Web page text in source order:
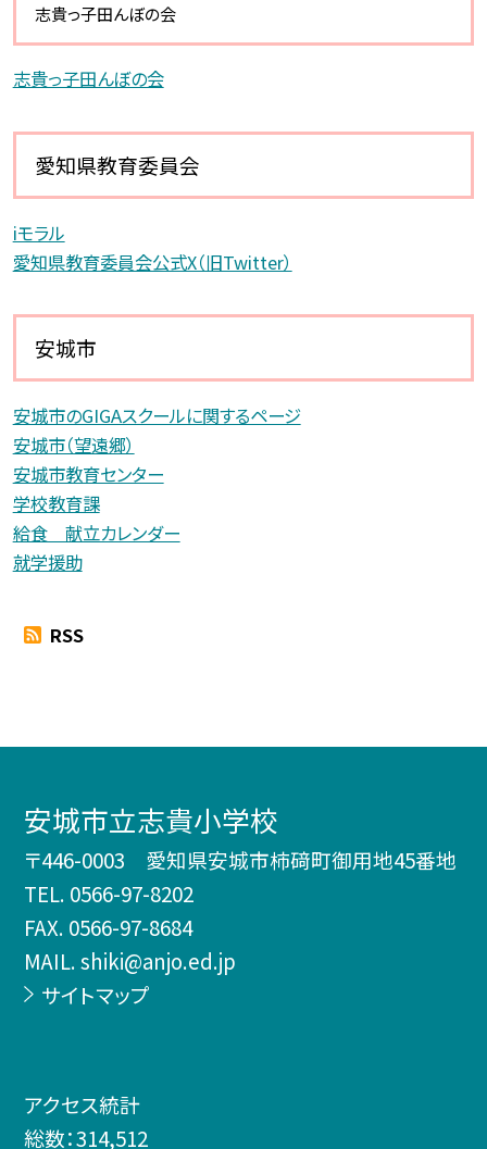
志貴っ子田んぼの会
志貴っ子田んぼの会
愛知県教育委員会
iモラル
愛知県教育委員会公式X（旧Twitter）
安城市
安城市のGIGAスクールに関するページ
安城市（望遠郷）
安城市教育センター
学校教育課
給食 献立カレンダー
就学援助
RSS
安城市立志貴小学校
〒446-0003 愛知県安城市柿𥔎町御用地45番地
TEL. 0566-97-8202
FAX. 0566-97-8684
MAIL. shiki@anjo.ed.jp
サイトマップ
アクセス統計
総数：314,512